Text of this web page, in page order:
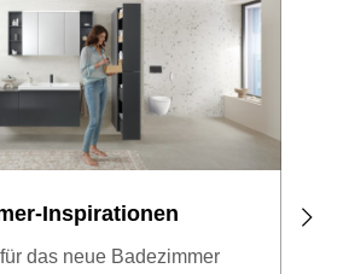
Inspirationen
das neue Badezimmer